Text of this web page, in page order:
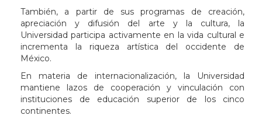
También, a partir de sus programas de creación,
apreciación y difusión del arte y la cultura, la
Universidad participa activamente en la vida cultural e
incrementa la riqueza artística del occidente de
México.
En materia de internacionalización, la Universidad
mantiene lazos de cooperación y vinculación con
instituciones de educación superior de los cinco
continentes.